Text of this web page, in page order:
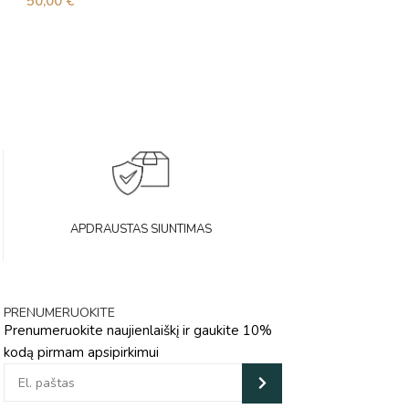
APDRAUSTAS SIUNTIMAS
PRENUMERUOKITE
Prenumeruokite naujienlaiškį ir gaukite 10%
kodą pirmam apsipirkimui